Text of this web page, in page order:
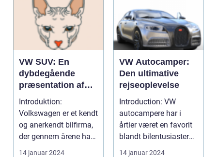
VW SUV: En
dybdegående
præsentation af
Volkswagens
populære SUV-
modeller
Introduktion:
Volkswagen er et kendt
og anerkendt bilfirma,
der gennem årene har
leveret en bred vif...
14 januar 2024
VW Autocamper:
Den ultimative
rejseoplevelse
Introduction: VW
autocampere har i
årtier været en favorit
blandt bilentusiaster
og eventyrslystne r...
14 januar 2024